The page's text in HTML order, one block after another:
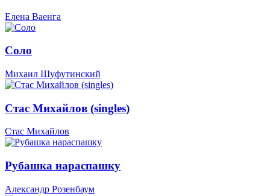
Елена Ваенга
Соло
Михаил Шуфутинский
Стас Михайлов (singles)
Стас Михайлов
Рубашка нараспашку
Александр Розенбаум